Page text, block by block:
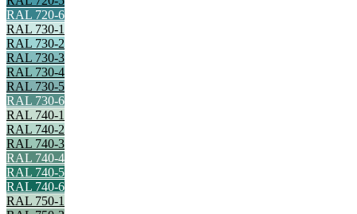
RAL 720-6
RAL 730-1
RAL 730-2
RAL 730-3
RAL 730-4
RAL 730-5
RAL 730-6
RAL 740-1
RAL 740-2
RAL 740-3
RAL 740-4
RAL 740-5
RAL 740-6
RAL 750-1